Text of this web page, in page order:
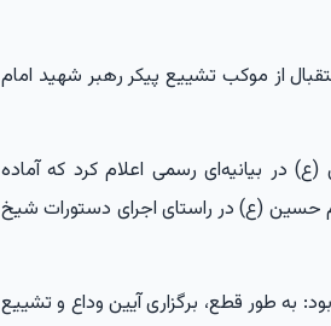
از موکب تشییع پیکر رهبر شهید امام
در بیانیه‌ای رسمی اعلام کرد که آماده
حسین (ع) در راستای اجرای دستورات شیخ
به طور قطع، برگزاری آیین وداع و تشییع